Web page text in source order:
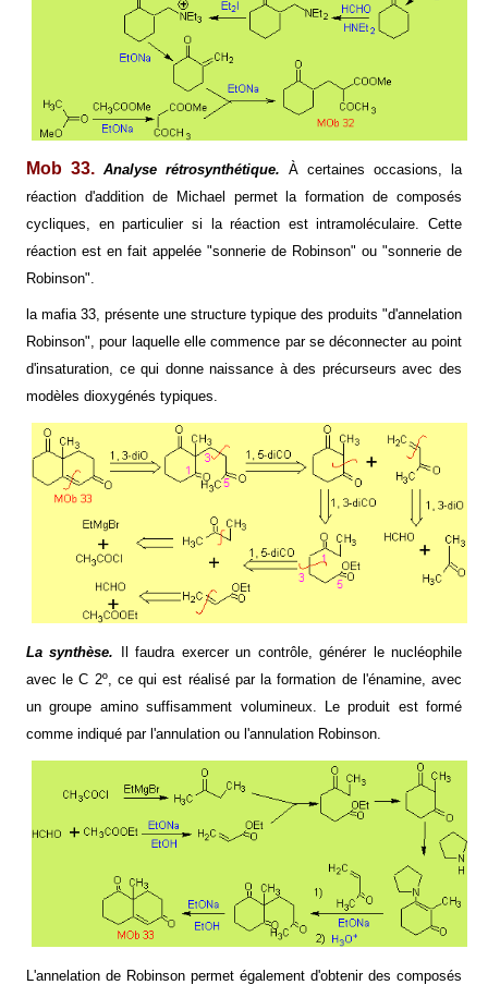
Mob 33. Analyse rétrosynthétique. À certaines occasions, la
réaction d'addition de Michael permet la formation de composés
cycliques, en particulier si la réaction est intramoléculaire. Cette
réaction est en fait appelée "sonnerie de Robinson" ou "sonnerie de
Robinson".
la mafia 33, présente une structure typique des produits "d'annelation
Robinson", pour laquelle elle commence par se déconnecter au point
d'insaturation, ce qui donne naissance à des précurseurs avec des
modèles dioxygénés typiques.
La synthèse.
Il faudra exercer un contrôle, générer le nucléophile
avec le C 2º, ce qui est réalisé par la formation de l'énamine, avec
un groupe amino suffisamment volumineux. Le produit est formé
comme indiqué par l'annulation ou l'annulation Robinson.
L'annelation de Robinson permet également d'obtenir des composés